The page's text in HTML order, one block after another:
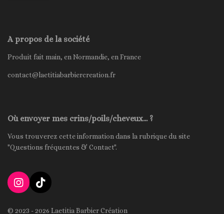
A propos de la société
Produit fait main, en Normandie, en France
contact@laetitiabarbiercreation.fr
Où envoyer mes crins/poils/cheveux... ?
Vous trouverez cette information dans la rubrique du site
"Questions fréquentes & Contact".
I
n
T
i
© 2023 - 2026 Laetitia Barbier Création